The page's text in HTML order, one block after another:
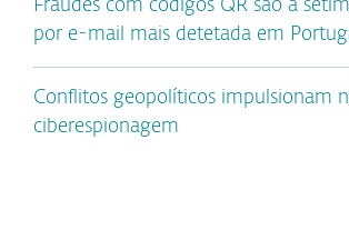
Fraudes com códigos QR são a
por e-mail mais detetada em
Conflitos geopolíticos impulsionam
ciberespionagem